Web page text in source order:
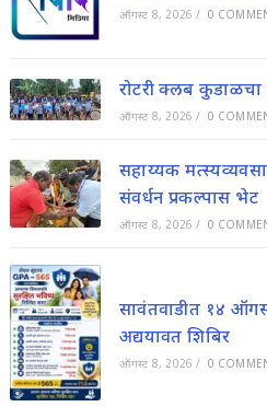
ऑगस्ट 8, 2026 / 0
रोटरी क्लब कुडाळचा
ऑगस्ट 8, 2026 / 0
सहाय्यक
संवर्धन प्रकल्पास भेट
ऑगस्ट 8, 2026 / 0
सावंतवाडीत १४
अद्ययावत शिबिर
ऑगस्ट 8, 2026 / 0